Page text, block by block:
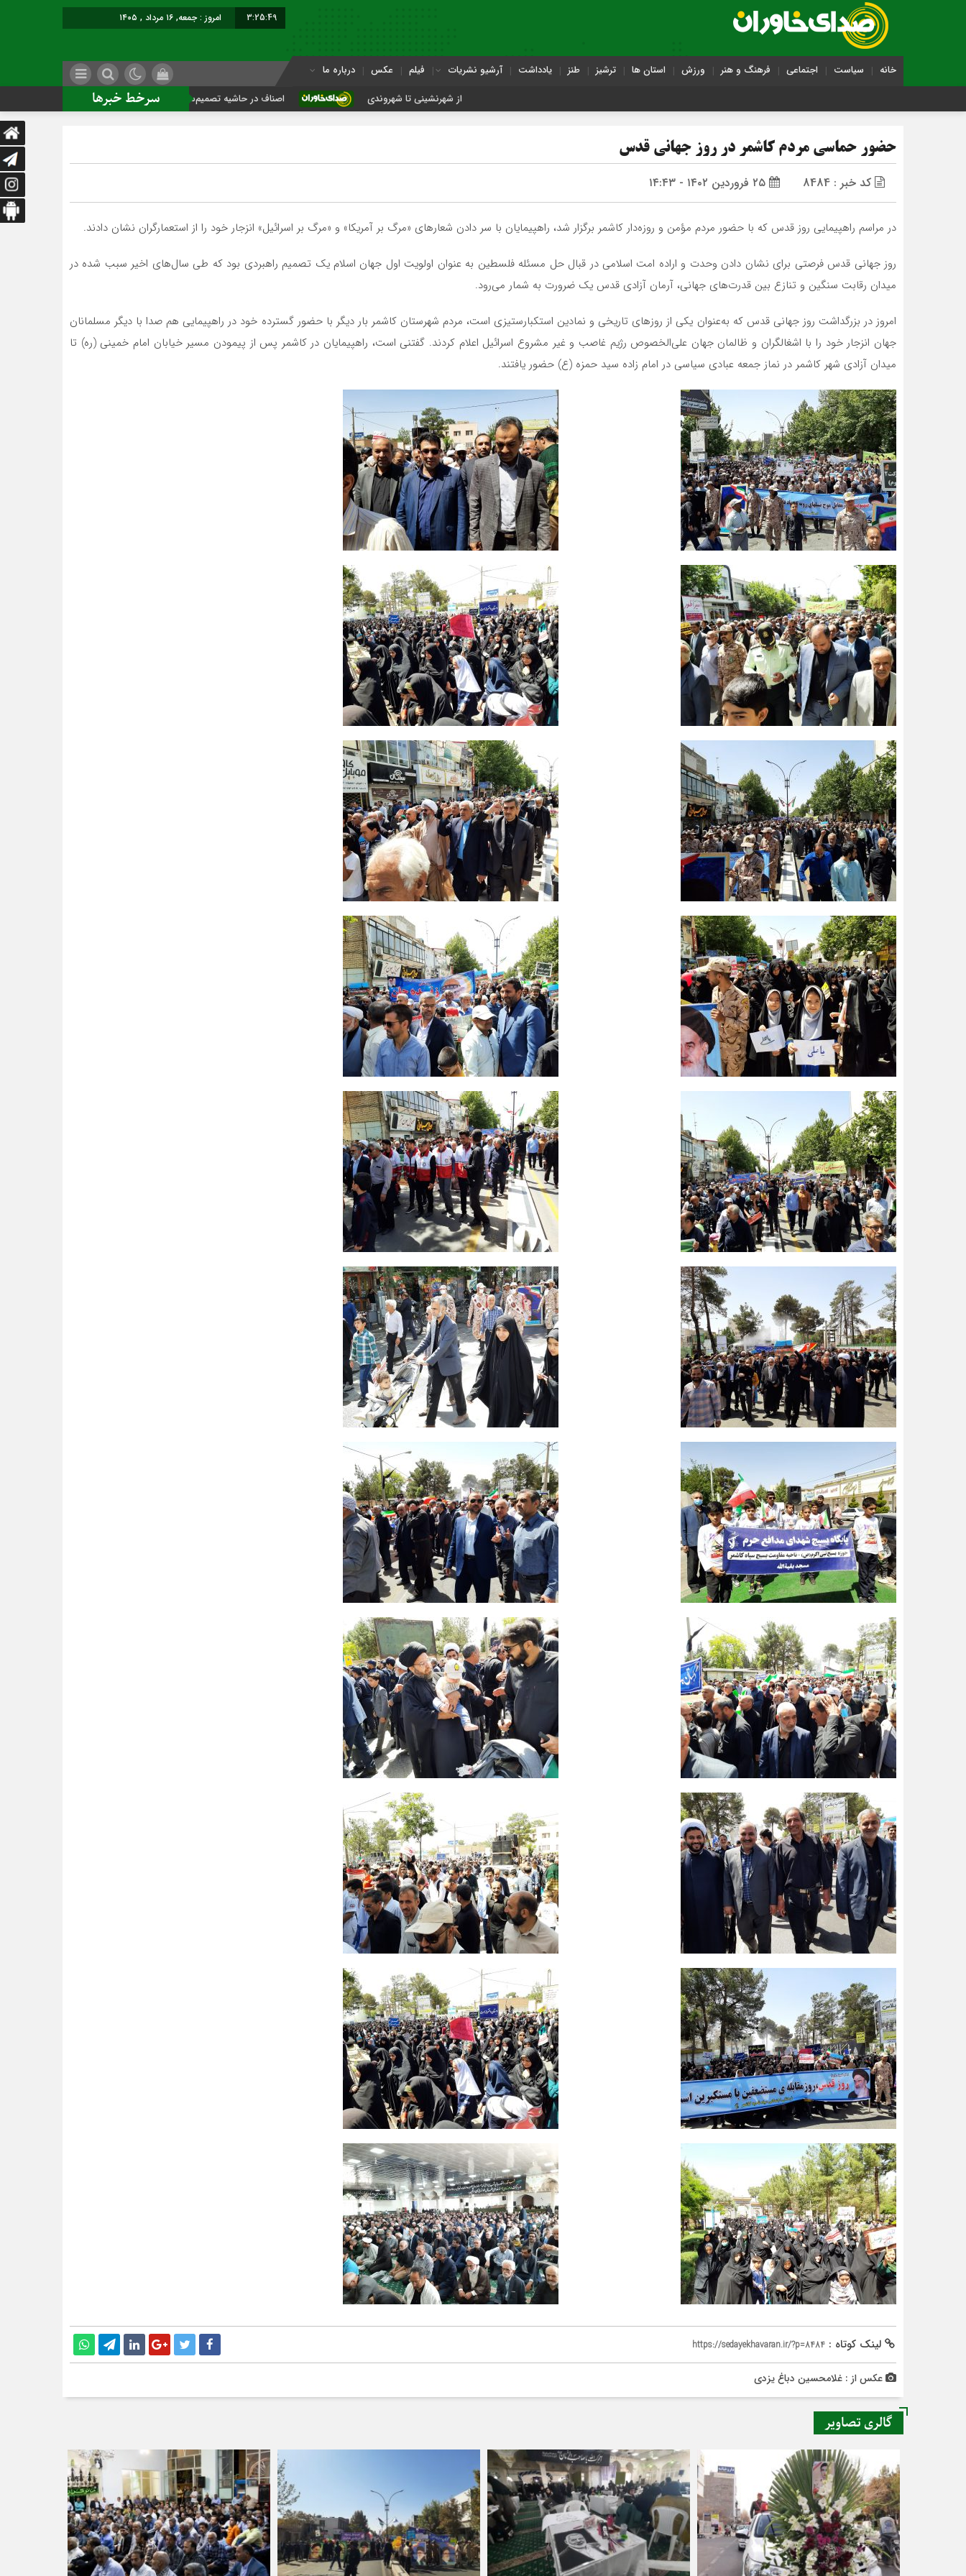
3:25:50 امروز : جمعه, ۱۶ مرداد , ۱۴۰۵
خانه سیاست اجتماعی فرهنگ و هنر ورزش استان ها ترشیز طنز یادداشت آرشیو نشریات فیلم عکس درباره ما
سرخط خبرها از شهرنشینی تا شهروندی اصناف در حاشیه تصمیم‌سازی؛ شهر بدون بازار به کجا می‌رسد؟
حضور حماسی مردم کاشمر در روز جهانی قدس
کد خبر : 8484
در مراسم راهپیمایی روز قدس که با حضور مردم مؤمن و روزه‌دار کاشمر برگزار شد، راهپیمایان با سر دادن شعارهای «مرگ بر آمریکا» و «مرگ بر اسرائیل» انزجار خود را از استعمارگران نشان دادند.
روز جهانی قدس فرصتی برای نشان دادن وحدت و اراده امت اسلامی در قبال حل مسئله فلسطین به عنوان اولویت اول جهان اسلام یک تصمیم راهبردی بود که طی سال‌های اخیر سبب شده در
میدان رقابت سنگین و تنازع بین قدرت‌های جهانی، آرمان آزادی قدس یک ضرورت به شمار می‌رود.
امروز در بزرگداشت روز جهانی قدس که به‌عنوان یکی از روزهای تاریخی و نمادین استکبارستیزی است، مردم شهرستان کاشمر بار دیگر با حضور گسترده خود در راهپیمایی هم صدا با دیگر مسلمانان
جهان انزجار خود را با اشغالگران و ظالمان جهان علی‌الخصوص رژیم غاصب و غیر مشروع اسرائیل اعلام کردند. گفتنی است، راهپیمایان در کاشمر پس از پیمودن مسیر خیابان امام خمینی (ره) تا
میدان آزادی شهر کاشمر در نماز جمعه عبادی سیاسی در امام زاده سید حمزه (ع) حضور یافتند.
لینک کوتاه : https://sedayekhavaran.ir/?p=8484
عکس از : غلامحسین دباغ یزدی
گالری تصاویر